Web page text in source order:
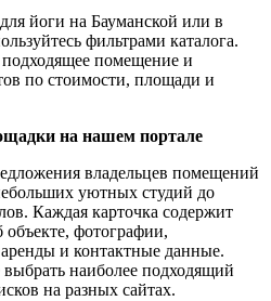
йоги на Бауманской или в
фильтрами каталога.
помещение и
по стоимости, площади и
на нашем портале
владельцев помещений
уютных студий до
Каждая карточка содержит
фотографии,
и контактные данные.
наиболее подходящий
на разных сайтах.